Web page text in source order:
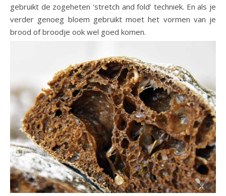
gebruikt de zogeheten ‘stretch and fold’ techniek. En als je
verder genoeg bloem gebruikt moet het vormen van je
brood of broodje ook wel goed komen.